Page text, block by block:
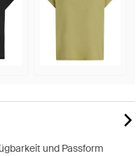
und Passform